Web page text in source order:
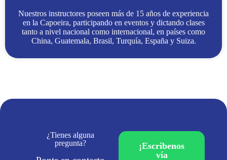
Nuestros instructores poseen más de 15 años de experiencia
en la Capoeira, participando en eventos y dictando clases
tanto a nivel nacional como internacional, en países como
China, Guatemala, Brasil, Turquía, España y Suiza.
¿Tienes alguna
pregunta?
¡Escribenos
vía